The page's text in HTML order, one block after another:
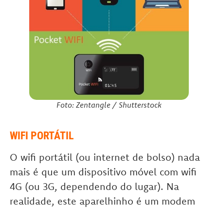
Foto: Zentangle / Shutterstock
WIFI PORTÁTIL
O wifi portátil (ou internet de bolso) nada
mais é que um dispositivo móvel com wifi
4G (ou 3G, dependendo do lugar). Na
realidade, este aparelhinho é um modem